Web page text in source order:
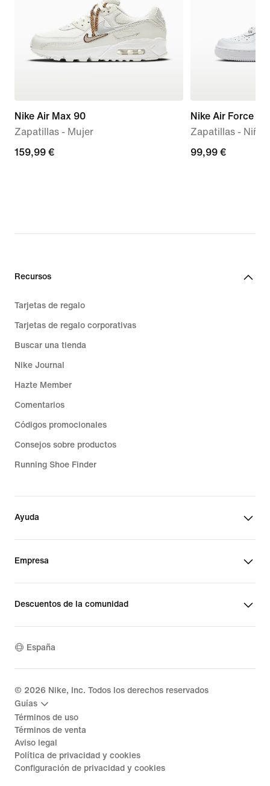
Nike Air Max 90
Zapatillas - Mujer
159,99 €
159,99 €
Nike Air Force 1
Zapatillas -
99,99 €
99,99 €
Recursos
Tarjetas de regalo
Tarjetas de regalo corporativas
Buscar una tienda
Nike Journal
Hazte Member
Comentarios
Códigos promocionales
Consejos sobre productos
Running Shoe Finder
Ayuda
Empresa
Descuentos de la comunidad
España
© 2026 Nike, Inc. Todos los derechos reservados
Guías
Términos de uso
Términos de venta
Aviso legal
Política de privacidad y cookies
Configuración de privacidad y cookies